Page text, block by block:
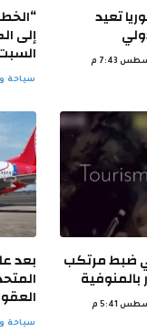
سوريا تعيد
إلى
سياحة
ضبط مرتكب
بالمنوفية
بعد
سياحة